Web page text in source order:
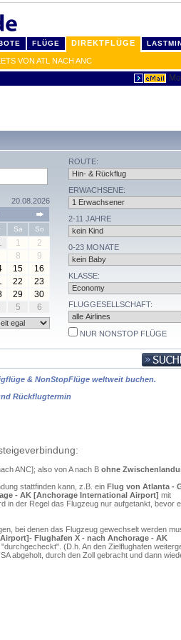
FLÜGE DIREKTFLÜGE
VON ATL NACH ANC
20.08.2026
Sa So
1
2
8
9
15
16
22
23
29
30
5 6
ROUTE:
ERWACHSENE:
2-11 JAHRE
0-23 MONATE
KLASSE:
FLUGGESELLSCHAFT:
NUR NONSTOP FLÜGE
& NonStopFlüge weltweit buchen.
Rückflugtermin
ANC]; also von A nach B ohne
stattfinden kann, z.B. ein Flug von Atlanta -
- AK [Anchorage International Airport] mit
in der Regel das Flugzeug nur aufgetankt, bevor
bei denen das Flugzeug gewechselt werden
Flughafen X - nach Anchorage - AK
(D.h. An den Zielflughafen
abgeholt, durch den Zoll gebracht und dann